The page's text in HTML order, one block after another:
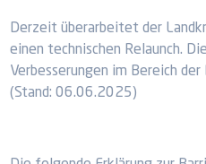
Derzeit überarbeitet der
einen technischen Relaunch.
Verbesserungen im Bereich
(Stand: 06.06.2025)